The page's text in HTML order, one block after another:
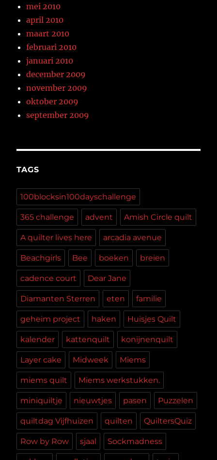
mei 2010
april 2010
maart 2010
februari 2010
januari 2010
december 2009
november 2009
oktober 2009
september 2009
TAGS
100blocksin100dayschallenge
365 challenge advent Amish Circle quilt
A quilter lives here arcadia avenue
Beachgirls Bee boeken breien
cadence court Dear Jane
Diamanten Sterren eten familie
geheim project haken Huisjes Quilt
kalender kattenquilt konijnenquilt
Layer cake Midweek Miems
miems quilt Miems werkstukken.
miniquiltje nieuwtjes pasen Puzzelen
quiltdag Vijfhuizen quilten QuiltersQuiz
Row by Row sjaal Sockmadness